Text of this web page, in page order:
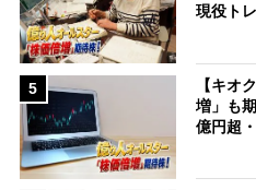
現役ト
5
【キオ
増」も
億円超